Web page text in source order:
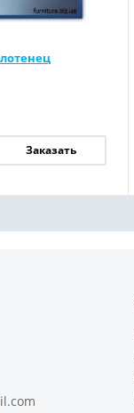
Заказать